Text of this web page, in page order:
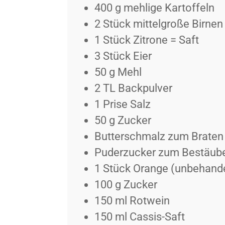
400 g mehlige Kartoffeln
2 Stück mittelgroße Birnen
1 Stück Zitrone = Saft
3 Stück Eier
50 g Mehl
2 TL Backpulver
1 Prise Salz
50 g Zucker
Butterschmalz zum Braten
Puderzucker zum
1 Stück Orange
100 g Zucker
150 ml Rotwein
150 ml Cassis-Saft